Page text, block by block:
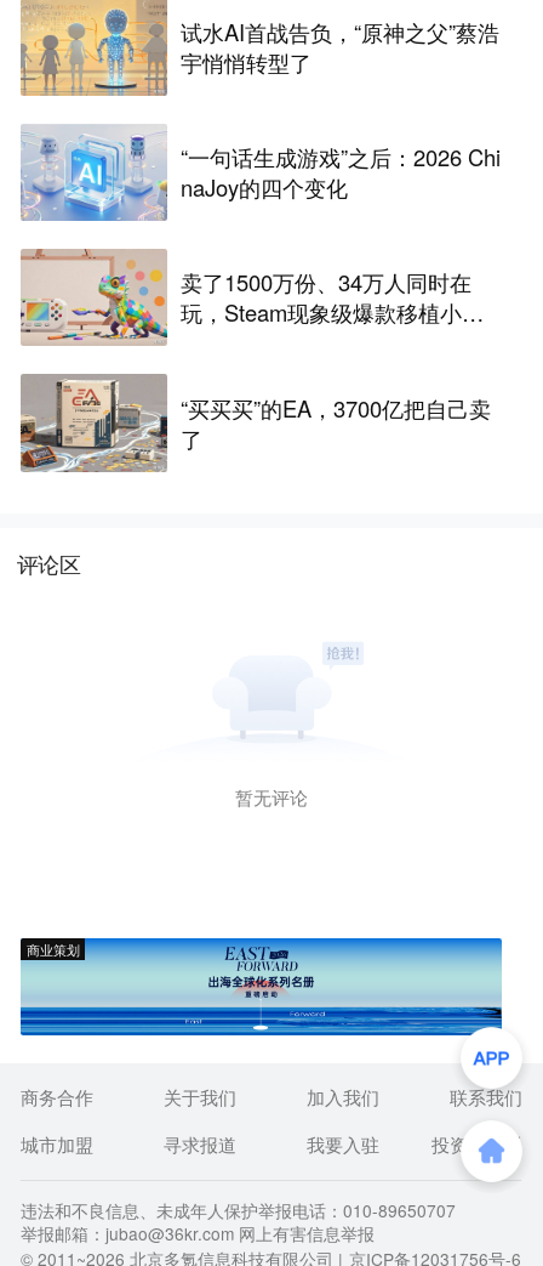
试水AI首战告负，“原神之父”蔡浩
宇悄悄转型了
“一句话生成游戏”之后：2026 Chi
naJoy的四个变化
卖了1500万份、34万人同时在
玩，Steam现象级爆款移植小游
“买买买”的EA，3700亿把自己卖
了
评论区
暂无评论
商业策划
商务合作 关于我们 加入我们
联系我们
城市加盟
寻求报道 我要入驻 投资者关系
违法和不良信息、未成年人保护举报电话：010-89650707
举报邮箱：jubao@36kr.com 网上有害信息举报
© 2011~2026 北京多氪信息科技有限公司 | 京ICP备12031756号-6